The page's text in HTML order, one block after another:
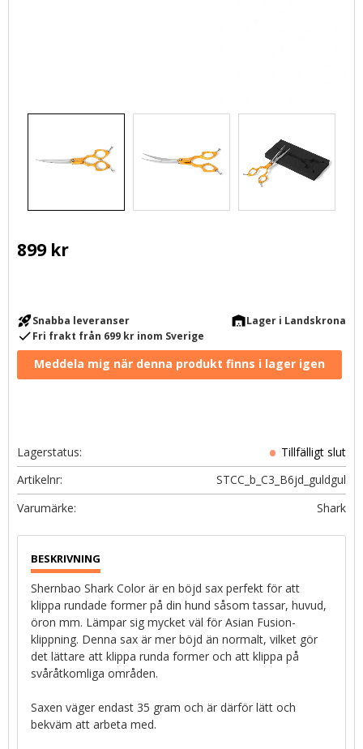
899kr
rocket_launchSnabba leveranser warehouseLager i Landskrona
checkFri frakt från 699 kr inom Sverige
Lagerstatus
Artikelnr
STCC_b_C3_B6jd_guldgul
Shark
Shernbao Shark Color är en böjd sax perfekt för att
klippa rundade former på din hund såsom tassar, huvud,
öron mm. Lämpar sig mycket väl för Asian Fusion-
klippning. Denna sax är mer böjd än normalt, vilket gör
det lättare att klippa runda former och att klippa på
svåråtkomliga områden.
Saxen väger endast 35 gram och är därför lätt och
bekväm att arbeta med.